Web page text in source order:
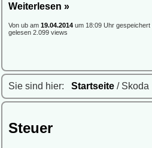
Sie sind hier: Startseite / Skoda
Steuer
Weiterlesen »
Von ub am 19.04.2014 um 18:09 Uhr gespeichert
gelesen 2.099 views